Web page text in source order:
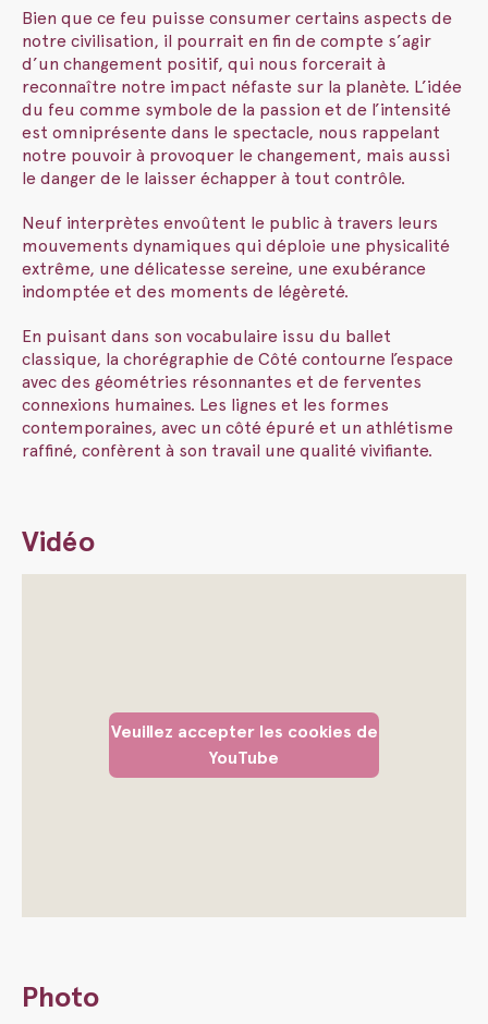
Bien que ce feu puisse consumer certains aspects de
notre civilisation, il pourrait en fin de compte s’agir
d’un changement positif, qui nous forcerait à
reconnaître notre impact néfaste sur la planète. L’idée
du feu comme symbole de la passion et de l’intensité
est omniprésente dans le spectacle, nous rappelant
notre pouvoir à provoquer le changement, mais aussi
le danger de le laisser échapper à tout contrôle.
Neuf interprètes envoûtent le public à travers leurs
mouvements dynamiques qui déploie une physicalité
extrême, une délicatesse sereine, une exubérance
indomptée et des moments de légèreté.
En puisant dans son vocabulaire issu du ballet
classique, la chorégraphie de Côté contourne l’espace
avec des géométries résonnantes et de ferventes
connexions humaines. Les lignes et les formes
contemporaines, avec un côté épuré et un athlétisme
raffiné, confèrent à son travail une qualité vivifiante.
Vidéo
Veuillez accepter les cookies de
YouTube
Photo